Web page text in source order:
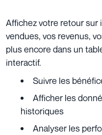
Affichez votre retour sur
vendues, vos revenus,
plus encore dans un
interactif.
Suivre les
Afficher les
historiques
Analyser les